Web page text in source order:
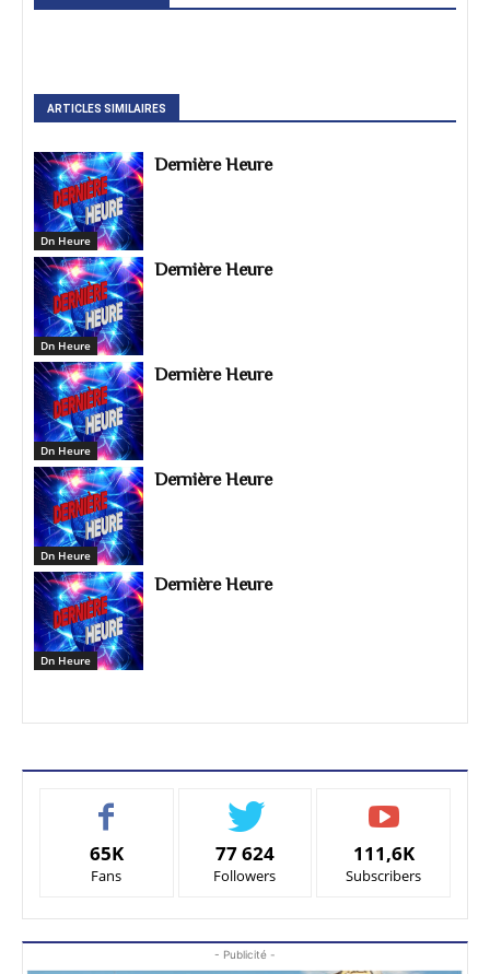
ARTICLES SIMILAIRES
Dn Heure
Dernière Heure
Dn Heure
Dernière Heure
Dn Heure
Dernière Heure
Dn Heure
Dernière Heure
Dn Heure
Dernière Heure
65K
Fans
77 624
Followers
111,6K
Subscribers
- Publicité -